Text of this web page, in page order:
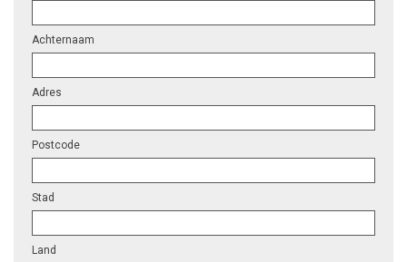
Achternaam
Adres
Postcode
Stad
Land